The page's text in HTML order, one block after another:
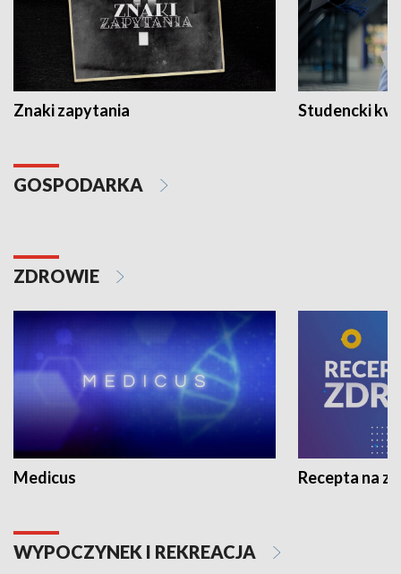
Znaki zapytania Studencki
GOSPODARKA
ZDROWIE
Medicus Recepta na
WYPOCZYNEK I REKREACJA